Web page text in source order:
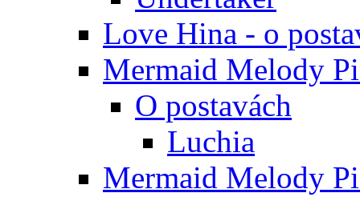
Love Hina - o
Mermaid Melody
O postavách
Luchia
Mermaid Melody